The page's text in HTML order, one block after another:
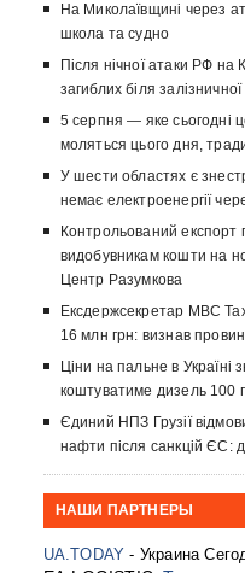
На Миколаївщині через
школа та судно
Після нічної атаки РФ на
загиблих біля
5 серпня — яке сьогодні
моляться цього дня,
У шести областях є
немає електроенергії
Контрольований експорт
видобувникам кошти на
Центр Разумкова
Ексдержсекретар МВС
16 млн грн: визнав
Ціни на пальне в Україні
коштуватиме дизель 100
Єдиний НПЗ Грузії
нафти після санкцій ЄС:
НАШИ ПАРТНЕРЫ
UA.TODAY - Украина